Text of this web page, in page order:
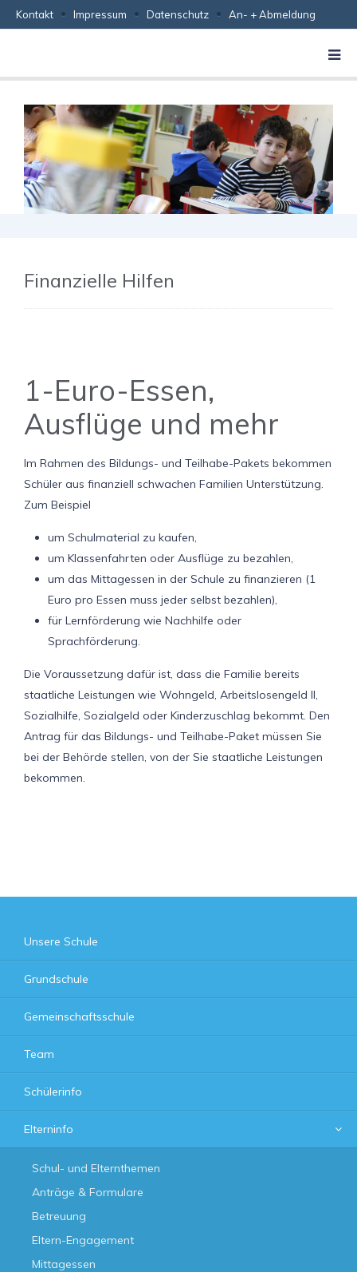
Kontakt Impressum Datenschutz An- + Abmeldung
Finanzielle Hilfen
1-Euro-Essen,
Ausflüge und mehr
Im Rahmen des Bildungs- und Teilhabe-Pakets bekommen
Schüler aus finanziell schwachen Familien Unterstützung.
Zum Beispiel
um Schulmaterial zu kaufen,
um Klassenfahrten oder Ausflüge zu bezahlen,
um das Mittagessen in der Schule zu finanzieren (1
Euro pro Essen muss jeder selbst bezahlen),
für Lernförderung wie Nachhilfe oder
Sprachförderung.
Die Voraussetzung dafür ist, dass die Familie bereits
staatliche Leistungen wie Wohngeld, Arbeitslosengeld II,
Sozialhilfe, Sozialgeld oder Kinderzuschlag bekommt. Den
Antrag für das Bildungs- und Teilhabe-Paket müssen Sie
bei der Behörde stellen, von der Sie staatliche Leistungen
bekommen.
Unsere Schule
Grundschule
Gemeinschaftsschule
Team
Schülerinfo
Elterninfo
Schul- und Elternthemen
Anträge & Formulare
Betreuung
Eltern-Engagement
Mittagessen